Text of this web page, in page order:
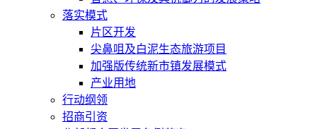
落实模式
片区开发
尖鼻咀及白泥生态旅游项目
加强版传统新市镇发展模式
产业用地
行动纲领
招商引资